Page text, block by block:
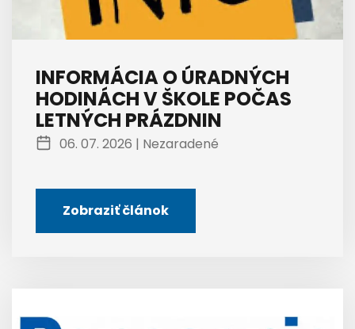
INFORMÁCIA O ÚRADNÝCH
HODINÁCH V ŠKOLE POČAS
LETNÝCH PRÁZDNIN
06. 07. 2026 | Nezaradené
Zobraziť článok